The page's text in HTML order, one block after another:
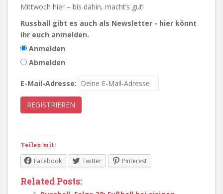
Mittwoch hier – bis dahin, macht’s gut!
Russball gibt es auch als Newsletter - hier könnt
ihr euch anmelden.
Anmelden
Abmelden
E-Mail-Adresse:
Teilen mit:
Facebook Twitter Pinterest
Related Posts: